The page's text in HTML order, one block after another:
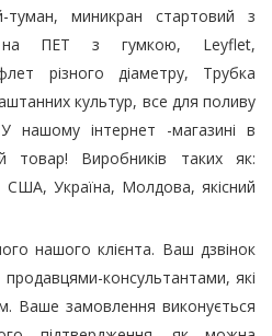
туман, миникран стартовий з
на ПЕТ з гумкою, Leyflet,
різного діаметру, Трубка
культур, все для поливу
нашому інтернет -магазині в
товар! Виробників таких як:
США, Україна, Молдова, якісний
нашого клієнта. Ваш дзвінок
консультантами, які
Ваше замовлення виконується